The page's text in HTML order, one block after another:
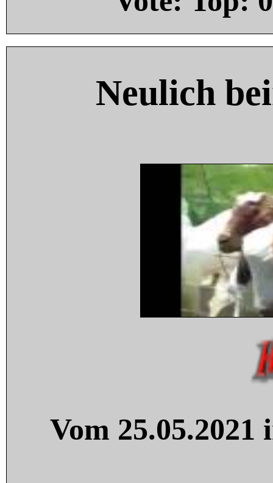
Neulich
Vom